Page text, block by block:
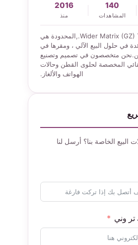
140
المشاهدات
2016
منذ
Wider Matrix (GZ) Technology Co.,المحدودة هي
في حلول البيع الآلي ، ومقرها في
متخصصون في تصميم وتصنيع
المخصصة لحلوى القطن وحالات
الهواتف والألغاز.
البيع الخاصة بنا؟ أرسل لنا